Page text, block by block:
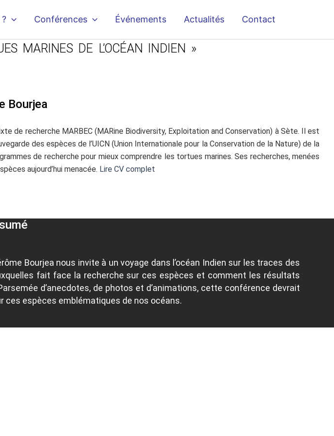
Conférences Événements Actualités Contact
MARINES DE L’OCÉAN INDIEN »
Bourjea
de recherche MARBEC (MARine Biodiversity, Exploitation and Conservation) à Sète. Il est
des espèces de l’UICN (Union Internationale pour la Conservation de la Nature) de la
de recherche pour mieux comprendre les tortues marines. Ses recherches, menées
aujourd’hui menacée. Lire CV complet
Bourjea nous invite à un voyage dans l’océan Indien sur les traces des
fait face la recherche sur ces espèces et comment les résultats
d’anecdotes, de photos et d’animations, cette conférence devrait
ces espèces emblématiques de nos océans.